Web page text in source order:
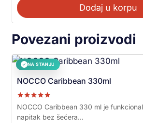
Dodaj u korpu
Povezani proizvodi
✓ NA STANJU
NOCCO Caribbean 330ml
Ocenjeno sa
5.00
od 5
NOCCO Caribbean 330 ml je
napitak bez šećera...